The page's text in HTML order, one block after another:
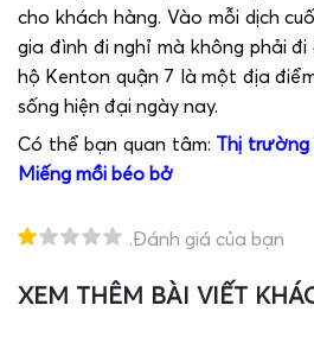
cho khách hàng. Vào mỗi dịch
gia đình đi nghỉ mà không phải
hộ Kenton quận 7 là một địa
sống hiện đại ngày nay.
Có thể bạn quan tâm: Thị trường
Miếng mồi béo bở
.Đánh giá của bạn
XEM THÊM BÀI VIẾT